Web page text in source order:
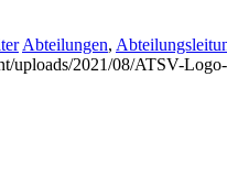
Abteilungen,
uploads/2021/08/ATSV-